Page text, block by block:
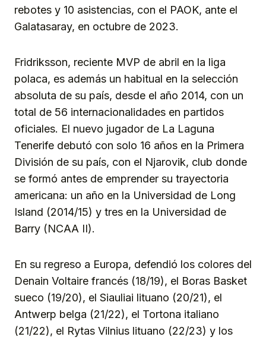
rebotes y 10 asistencias, con el PAOK, ante el
Galatasaray, en octubre de 2023.
Fridriksson, reciente MVP de abril en la liga
polaca, es además un habitual en la selección
absoluta de su país, desde el año 2014, con un
total de 56 internacionalidades en partidos
oficiales. El nuevo jugador de La Laguna
Tenerife debutó con solo 16 años en la Primera
División de su país, con el Njarovik, club donde
se formó antes de emprender su trayectoria
americana: un año en la Universidad de Long
Island (2014/15) y tres en la Universidad de
Barry (NCAA II).
En su regreso a Europa, defendió los colores del
Denain Voltaire francés (18/19), el Boras Basket
sueco (19/20), el Siauliai lituano (20/21), el
Antwerp belga (21/22), el Tortona italiano
(21/22), el Rytas Vilnius lituano (22/23) y los